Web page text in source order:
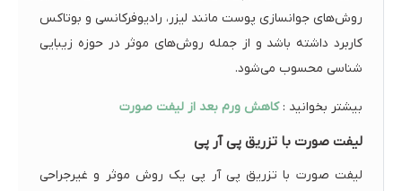
روش‌های جوانسازی پوست مانند لیزر، رادیوفرکانسی و بوتاکس
کاربرد داشته باشد و از جمله روش‌های موثر در حوزه زیبایی
شناسی محسوب می‌شود.
بیشتر بخوانید :کاهش ورم بعد از لیفت صورت
لیفت صورت با تزریق پی آر پی
لیفت صورت با تزریق پی آر پی یک روش موثر و غیرجراحی